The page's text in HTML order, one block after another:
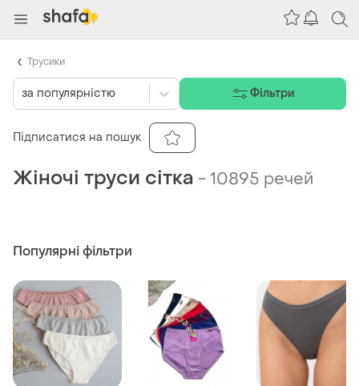
Жіночі труси сітка -10895 речей
Популярні фільтри
за популярністю Фільтри
Підписатися на пошук
Трусики